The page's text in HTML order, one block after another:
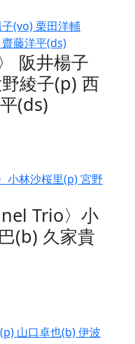
阪井楊子
綾子(p) 西
(ds)
Trio〉小
(b) 久家貴